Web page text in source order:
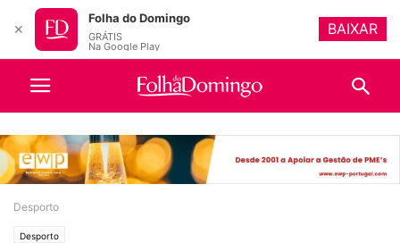
Desporto
Desporto
✕
Folha do Domingo
GRÁTIS
Na Google Play
BAIXAR